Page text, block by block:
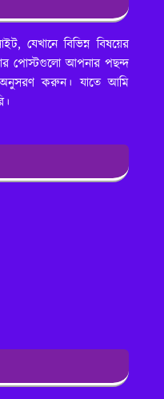
যেখানে বিভিন্ন বিষয়ের
পোস্টগুলো আপনার পছন্দ
করুন। যাতে আমি